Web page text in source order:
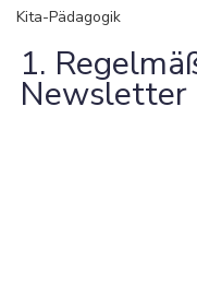
Kita-Pädagogik
1.
Newsletter